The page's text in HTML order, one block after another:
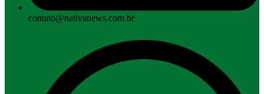
contato@nativanews.com.br